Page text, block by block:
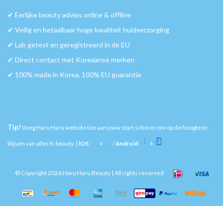
✔︎ Eerlijke beauty advies online & offline
✔︎ Veilig en betaalbaar hoge kwaliteit huidverzorging
✔︎ Lab getest en geregistreerd in de EU
✔︎ Direct contact met Koreaanse merken
✔︎ 100% made in Korea, 100% EU guarantie
Tip! Voeg Haru Haru website toe aan jouw start scherm om op de hoogte te
blijven van alles K-beauty. | iOS: + /Android: +
© Copyright 2026 Haru Haru Beauty | All rights reserved